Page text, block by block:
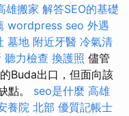
雄搬家 解答SEO的基礎
wordpress seo 外遇
墓地 附近牙醫 冷氣清
聽力檢查 換護照 儘管
Buda出口，但面向該
點。 seo是什麼 高雄
養院 北部 優質記帳士